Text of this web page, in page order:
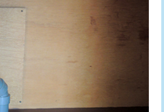
・銅
)
し作
11,000円~
で） 55,000円
33,000円
8,800円
掃・修
作業）
11,000円